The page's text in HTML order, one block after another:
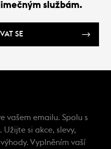
službám.
SE
vašem emailu. Spolu s
si akce, slevy,
Vyplněním vaší